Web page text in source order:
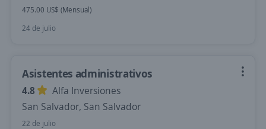
475.00 US$ (Mensual)
24 de julio
Asistentes administrativos
4.8
Alfa Inversiones
San Salvador, San Salvador
22 de julio